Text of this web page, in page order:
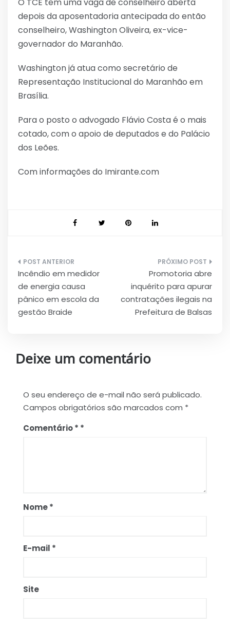
depois da aposentadoria antecipada do então
conselheiro, Washington Oliveira, ex-vice-
governador do Maranhão.
Washington já atua como secretário de
Representação Institucional do Maranhão em
Brasília.
Para o posto o advogado Flávio Costa é o mais
cotado, com o apoio de deputados e do Palácio
dos Leões.
Com informações do Imirante.com
Navegação
de
Post
Incêndio em medidor
de energia causa
pânico em escola da
gestão Braide
Promotoria abre
inquérito para apurar
contratações ilegais na
Prefeitura de Balsas
Deixe um comentário
O seu endereço de e-mail não será publicado.
Campos obrigatórios são marcados com *
Comentário*
Nome*
E-mail *
Site